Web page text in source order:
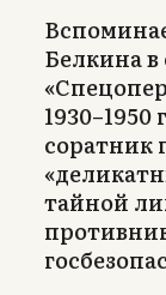
Белкина в
тайной